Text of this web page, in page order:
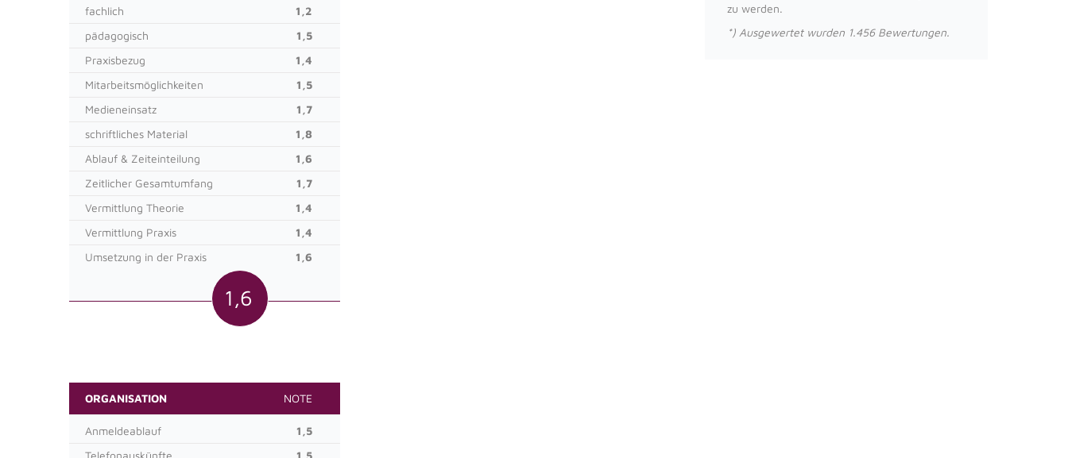
fachlich
1,2
pädagogisch
1,5
Praxisbezug
1,4
Mitarbeitsmöglichkeiten
1,5
Medieneinsatz
1,7
schriftliches Material
1,8
Ablauf & Zeiteinteilung
1,6
Zeitlicher Gesamtumfang
1,7
Vermittlung Theorie
1,4
Vermittlung Praxis
1,4
Umsetzung in der Praxis
1,6
1,6
ORGANISATION NOTE
Anmeldeablauf
1,5
zu werden.
*) Ausgewertet wurden 1.456 Bewertungen.